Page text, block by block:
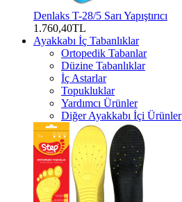
Denlaks T-28/5 Sarı Yapıştırıcı
1.760,40TL
Ayakkabı İç Tabanlıklar
Ortopedik Tabanlar
Düzine Tabanlıklar
İç Astarlar
Topukluklar
Yardımcı Ürünler
Diğer Ayakkabı İçi Ürünler